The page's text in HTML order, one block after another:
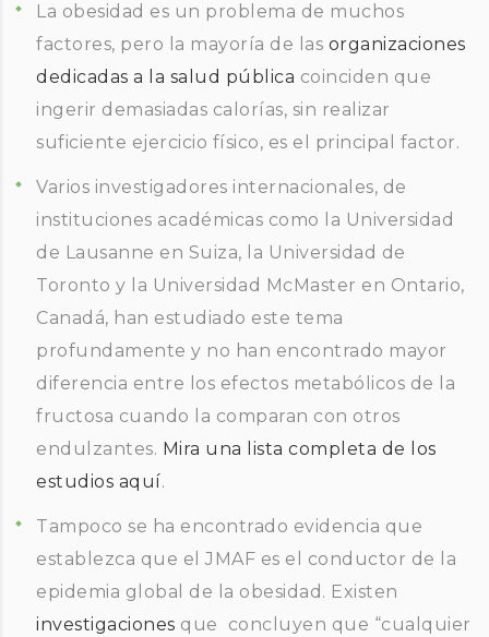
La obesidad es un problema de muchos
factores, pero la mayoría de las organizaciones
dedicadas a la salud pública coinciden que
ingerir demasiadas calorías, sin realizar
suficiente ejercicio físico, es el principal factor.
Varios investigadores internacionales, de
instituciones académicas como la Universidad
de Lausanne en Suiza, la Universidad de
Toronto y la Universidad McMaster en Ontario,
Canadá, han estudiado este tema
profundamente y no han encontrado mayor
diferencia entre los efectos metabólicos de la
fructosa cuando la comparan con otros
endulzantes. Mira una lista completa de los
estudios aquí.
Tampoco se ha encontrado evidencia que
establezca que el JMAF es el conductor de la
epidemia global de la obesidad. Existen
investigaciones que concluyen que “cualquier